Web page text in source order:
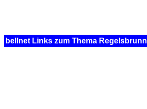
bellnet Links zum Thema Regelsbrunn